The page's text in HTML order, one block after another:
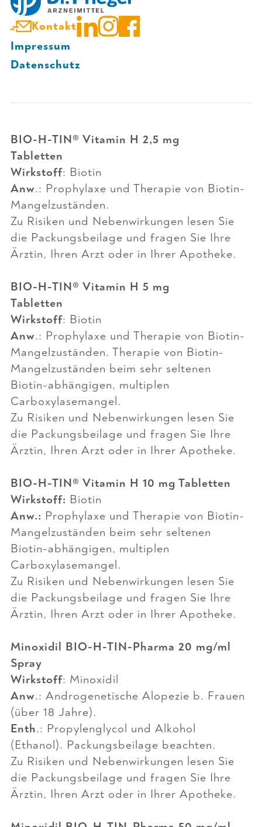
Kontakt
Impressum
Datenschutz
BIO-H-TIN® Vitamin H 2,5 mg
Tabletten
Wirkstoff: Biotin
Anw.: Prophylaxe und Therapie von Biotin-
Mangelzuständen.
Zu Risiken und Nebenwirkungen lesen Sie
die Packungsbeilage und fragen Sie Ihre
Ärztin, Ihren Arzt oder in Ihrer Apotheke.
BIO-H-TIN® Vitamin H 5 mg
Tabletten
Wirkstoff: Biotin
Anw.: Prophylaxe und Therapie von Biotin-
Mangelzuständen. Therapie von Biotin-
Mangelzuständen beim sehr seltenen
Biotin-abhängigen, multiplen
Carboxylasemangel.
Zu Risiken und Nebenwirkungen lesen Sie
die Packungsbeilage und fragen Sie Ihre
Ärztin, Ihren Arzt oder in Ihrer Apotheke.
BIO-H-TIN® Vitamin H 10 mg Tabletten
Wirkstoff: Biotin
Anw.: Prophylaxe und Therapie von Biotin-
Mangelzuständen beim sehr seltenen
Biotin-abhängigen, multiplen
Carboxylasemangel.
Zu Risiken und Nebenwirkungen lesen Sie
die Packungsbeilage und fragen Sie Ihre
Ärztin, Ihren Arzt oder in Ihrer Apotheke.
Minoxidil BIO-H-TIN-Pharma 20 mg/ml
Spray
Wirkstoff: Minoxidil
Anw.: Androgenetische Alopezie b. Frauen
(über 18 Jahre).
Enth.: Propylenglycol und Alkohol
(Ethanol). Packungsbeilage beachten.
Zu Risiken und Nebenwirkungen lesen Sie
die Packungsbeilage und fragen Sie Ihre
Ärztin, Ihren Arzt oder in Ihrer Apotheke.